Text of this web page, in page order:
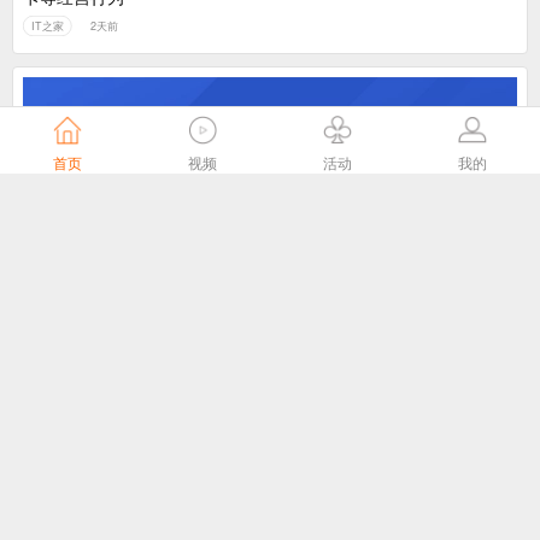
IT之家 2天前
首页 视频 活动 我的